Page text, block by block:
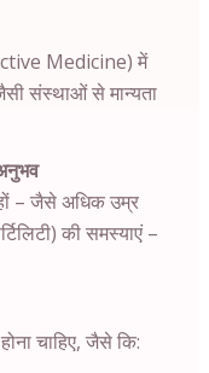
Medicine) में
संस्थाओं से मान्यता
– जैसे अधिक उम्र
की समस्याएं –
चाहिए, जैसे कि: